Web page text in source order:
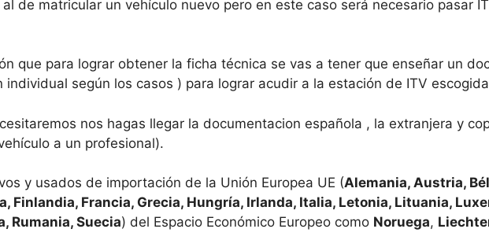
de matricular un vehículo nuevo pero en este caso será necesario pasar
que para lograr obtener la ficha técnica se vas a tener que enseñar un
según los casos ) para lograr acudir a la estación de ITV
nos hagas llegar la documentacion española , la extranjera y
a un profesional).
y usados de importación de la Unión Europea UE (Alemania, Austria,
Finlandia, Francia, Grecia, Hungría, Irlanda, Italia, Letonia, Lituania,
Rumania, Suecia) del Espacio Económico Europeo como Noruega,